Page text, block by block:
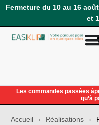
Fermeture du 10 au 16
et
Les commandes passées
qu’à
Accueil › Réalisations ›